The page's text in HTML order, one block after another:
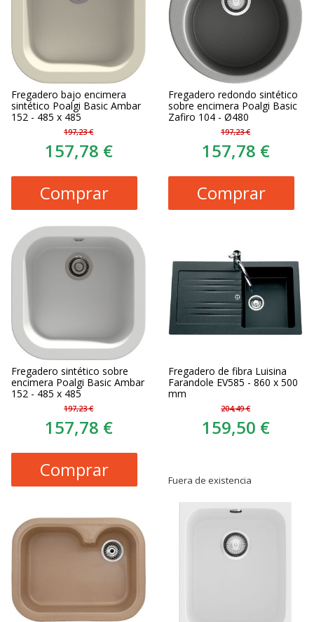
Fregadero bajo encimera
sintético Poalgi Basic Ambar
152 - 485 x 485
197,23 €
157,78 €
Comprar
Fregadero redondo sintético
sobre encimera Poalgi Basic
Zafiro 104 - Ø480
197,23 €
157,78 €
Comprar
Fregadero sintético sobre
encimera Poalgi Basic Ambar
152 - 485 x 485
197,23 €
157,78 €
Comprar
Fregadero de fibra Luisina
Farandole EV585 - 860 x 500
mm
204,49 €
159,50 €
Fuera de existencia